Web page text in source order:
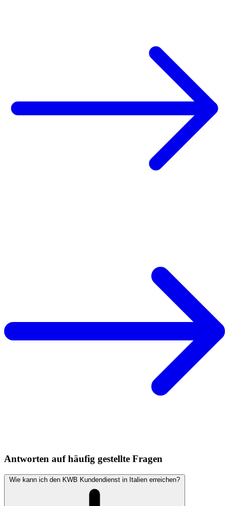
Antworten auf häufig gestellte Fragen
Wie kann ich den KWB Kundendienst in Italien erreichen?